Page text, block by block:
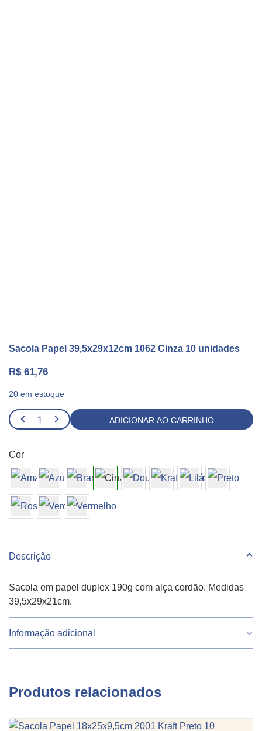
Sacola Papel 39,5x29x12cm 1062 Cinza 10 unidades
R$61,76
20 em estoque
Sacola
Papel
Cinza
10
unidades
ADICIONAR AO CARRINHO
Cor
Descrição
Sacola em papel duplex 190g com alça cordão. Medidas
39,5x29x21cm.
Informação adicional
Largura 39.5
Altura 29
Produtos relacionados